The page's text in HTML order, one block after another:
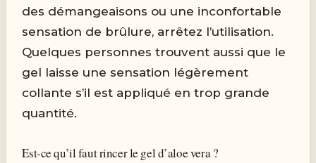
des démangeaisons ou une inconfortable
sensation de brûlure, arrêtez l’utilisation.
Quelques personnes trouvent aussi que le
gel laisse une sensation légèrement
collante s’il est appliqué en trop grande
quantité.
Est-ce qu’il faut rincer le gel d’aloe vera ?